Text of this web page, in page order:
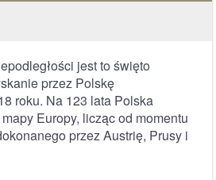
jest to święto
przez Polskę
roku. Na 123 lata Polska
Europy, licząc od momentu
przez Austrię, Prusy i